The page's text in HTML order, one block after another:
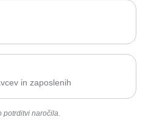
in zaposlenih
potrditvi naročila.